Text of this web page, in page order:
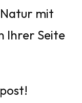
mit
Ihrer Seite